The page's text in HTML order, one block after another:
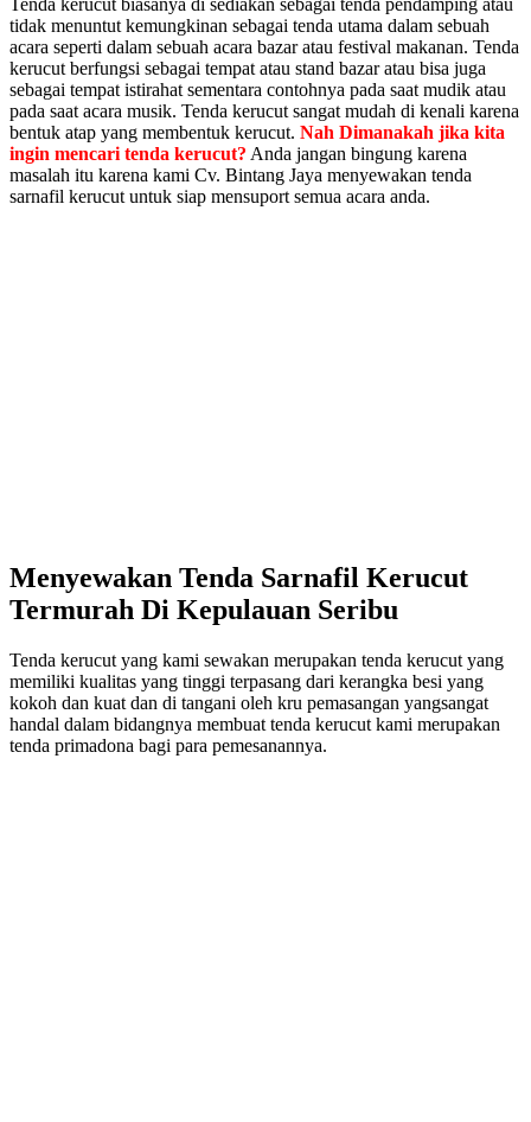
tidak menuntut kemungkinan sebagai tenda utama dalam sebuah
acara seperti dalam sebuah acara bazar atau festival makanan. Tenda
kerucut berfungsi sebagai tempat atau stand bazar atau bisa juga
sebagai tempat istirahat sementara contohnya pada saat mudik atau
pada saat acara musik. Tenda kerucut sangat mudah di kenali karena
bentuk atap yang membentuk kerucut. Nah Dimanakah jika kita
ingin mencari tenda kerucut? Anda jangan bingung karena
masalah itu karena kami Cv. Bintang Jaya menyewakan tenda
sarnafil kerucut untuk siap mensuport semua acara anda.
Menyewakan Tenda Sarnafil Kerucut
Termurah Di Kepulauan Seribu
Tenda kerucut yang kami sewakan merupakan tenda kerucut yang
memiliki kualitas yang tinggi terpasang dari kerangka besi yang
kokoh dan kuat dan di tangani oleh kru pemasangan yangsangat
handal dalam bidangnya membuat tenda kerucut kami merupakan
tenda primadona bagi para pemesanannya.